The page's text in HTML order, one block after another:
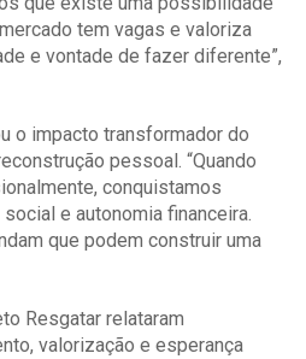
tem vagas e valoriza
e vontade de fazer diferente”,
o impacto transformador do
pessoal. “Quando
conquistamos
e autonomia financeira.
que podem construir uma
Resgatar relataram
valorização e esperança